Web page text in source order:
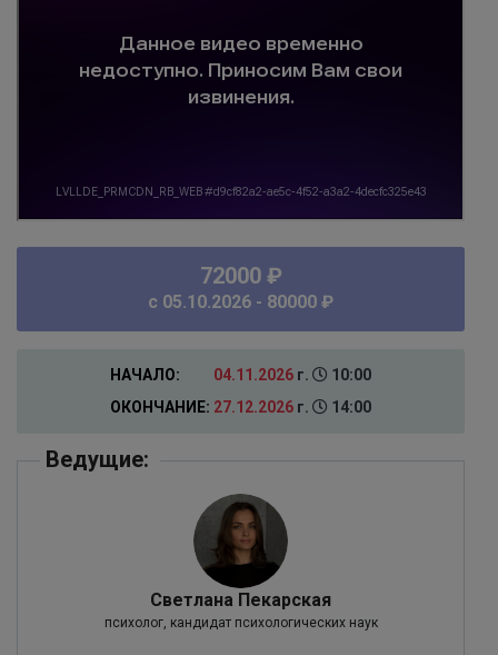
72000 ₽
c 05.10.2026 - 80000 ₽
НАЧАЛО:
ОКОНЧАНИЕ:
04.11.2026 г.
10:00
27.12.2026 г. 14:00
Ведущие:
Светлана Пекарская
психолог, кандидат психологических наук